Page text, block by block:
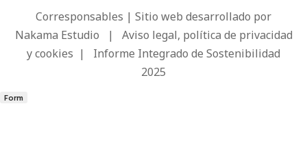
Corresponsables | Sitio web desarrollado por
Nakama Estudio | Aviso legal, política de privacidad
y cookies | Informe Integrado de Sostenibilidad
2025
Form